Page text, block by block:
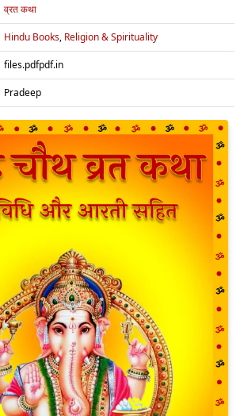
व्रत कथा
Hindu Books, Religion & Spirituality
files.pdfpdf.in
Pradeep